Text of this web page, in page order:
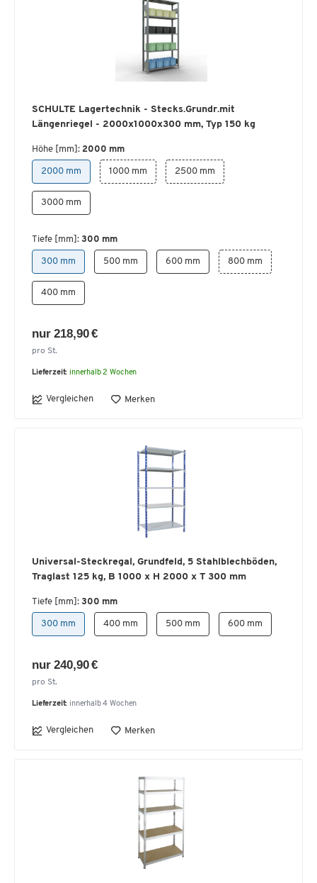
SCHULTE Lagertechnik - Stecks.Grundr.mit
Längenriegel - 2000x1000x300 mm, Typ 150 kg
Höhe [mm]: 2000 mm
2000 mm 1000 mm 2500 mm
3000 mm
Tiefe [mm]: 300 mm
300 mm 500 mm 600 mm 800 mm
400 mm
nur 218,90 €
pro St.
Lieferzeit: innerhalb 2 Wochen
Vergleichen Merken
Universal-Steckregal, Grundfeld, 5 Stahlblechböden,
Traglast 125 kg, B 1000 x H 2000 x T 300 mm
Tiefe [mm]: 300 mm
300 mm 400 mm 500 mm 600 mm
nur 240,90 €
pro St.
Lieferzeit: innerhalb 4 Wochen
Vergleichen Merken